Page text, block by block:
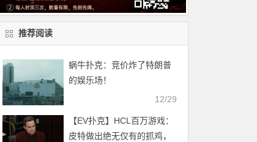
推荐阅读
蜗牛扑克：竞价炸了特朗普
的娱乐场！
12/29
【EV扑克】HCL百万游戏：
皮特做出绝无仅有的抓鸡，